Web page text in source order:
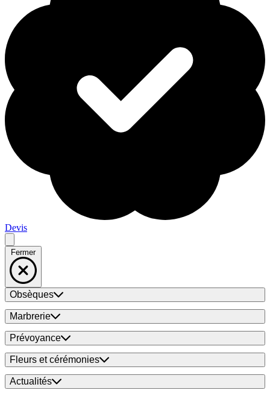
Devis
Fermer
Obsèques
Marbrerie
Prévoyance
Fleurs et cérémonies
Actualités